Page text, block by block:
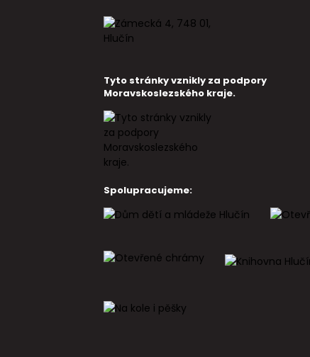
Tyto stránky vznikly za podpory
Moravskoslezského kraje.
Spolupracujeme: